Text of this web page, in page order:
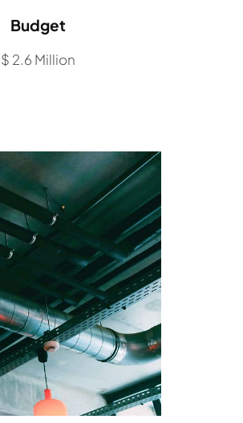
Budget
$ 2.6 Million